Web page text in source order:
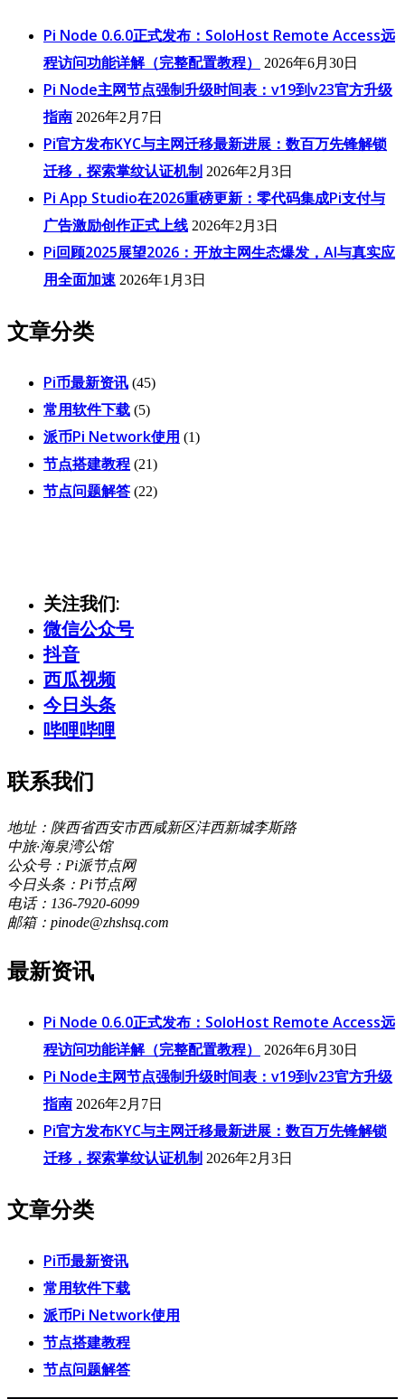
Pi Node 0.6.0正式发布：SoloHost Remote Access远
程访问功能详解（完整配置教程）
2026年6月30日
Pi Node主网节点强制升级时间表：v19到v23官方升级
指南 2026年2月7日
Pi官方发布KYC与主网迁移最新进展：数百万先锋解锁
迁移，探索掌纹认证机制 2026年2月3日
Pi App Studio在2026重磅更新：零代码集成Pi支付与
广告激励创作正式上线 2026年2月3日
Pi回顾2025展望2026：开放主网生态爆发，AI与真实应
用全面加速 2026年1月3日
文章分类
Pi币最新资讯 (45)
常用软件下载 (5)
派币Pi Network使用 (1)
节点搭建教程 (21)
节点问题解答 (22)
关注我们:
微信公众号
抖音
西瓜视频
今日头条
哔哩哔哩
联系我们
地址：陕西省西安市西咸新区沣西新城李斯路
中旅·海泉湾公馆
公众号：Pi派节点网
今日头条：Pi节点网
电话：136-7920-6099
邮箱：pinode@zhshsq.com
最新资讯
Pi Node 0.6.0正式发布：SoloHost Remote Access远
程访问功能详解（完整配置教程）
2026年6月30日
Pi Node主网节点强制升级时间表：v19到v23官方升级
指南 2026年2月7日
Pi官方发布KYC与主网迁移最新进展：数百万先锋解锁
迁移，探索掌纹认证机制 2026年2月3日
文章分类
Pi币最新资讯
常用软件下载
派币Pi Network使用
节点搭建教程
节点问题解答